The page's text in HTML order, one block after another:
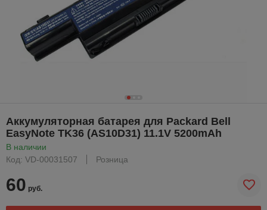
Аккумуляторная батарея для Packard Bell
EasyNote TK36 (AS10D31) 11.1V 5200mAh
В наличии
Код: VD-00031507
Розница
60 руб.